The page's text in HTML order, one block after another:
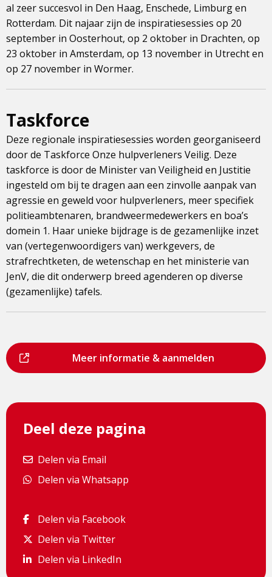
al zeer succesvol in Den Haag, Enschede, Limburg en
Rotterdam. Dit najaar zijn de inspiratiesessies op 20
september in Oosterhout, op 2 oktober in Drachten, op
23 oktober in Amsterdam, op 13 november in Utrecht en
op 27 november in Wormer.
Taskforce
Deze regionale inspiratiesessies worden georganiseerd
door de Taskforce Onze hulpverleners Veilig. Deze
taskforce is door de Minister van Veiligheid en Justitie
ingesteld om bij te dragen aan een zinvolle aanpak van
agressie en geweld voor hulpverleners, meer specifiek
politieambtenaren, brandweermedewerkers en boa’s
domein 1. Haar unieke bijdrage is de gezamenlijke inzet
van (vertegenwoordigers van) werkgevers, de
strafrechtketen, de wetenschap en het ministerie van
JenV, die dit onderwerp breed agenderen op diverse
(gezamenlijke) tafels.
is
externe
Meer informatie & aanmelden
Deel deze pagina
Delen via Email
Delen via Email
Delen via Whatsapp
Delen via Whatsapp
Delen via Facebook
Delen via Facebook
Delen via Twitter
Delen via Twitter
Delen via LinkedIn
Delen via LinkedIn